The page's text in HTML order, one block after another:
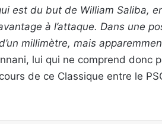
est du but de William Saliba,
à l’attaque. Dans une
millimètre, mais
lui qui ne comprend donc
de ce Classique entre le